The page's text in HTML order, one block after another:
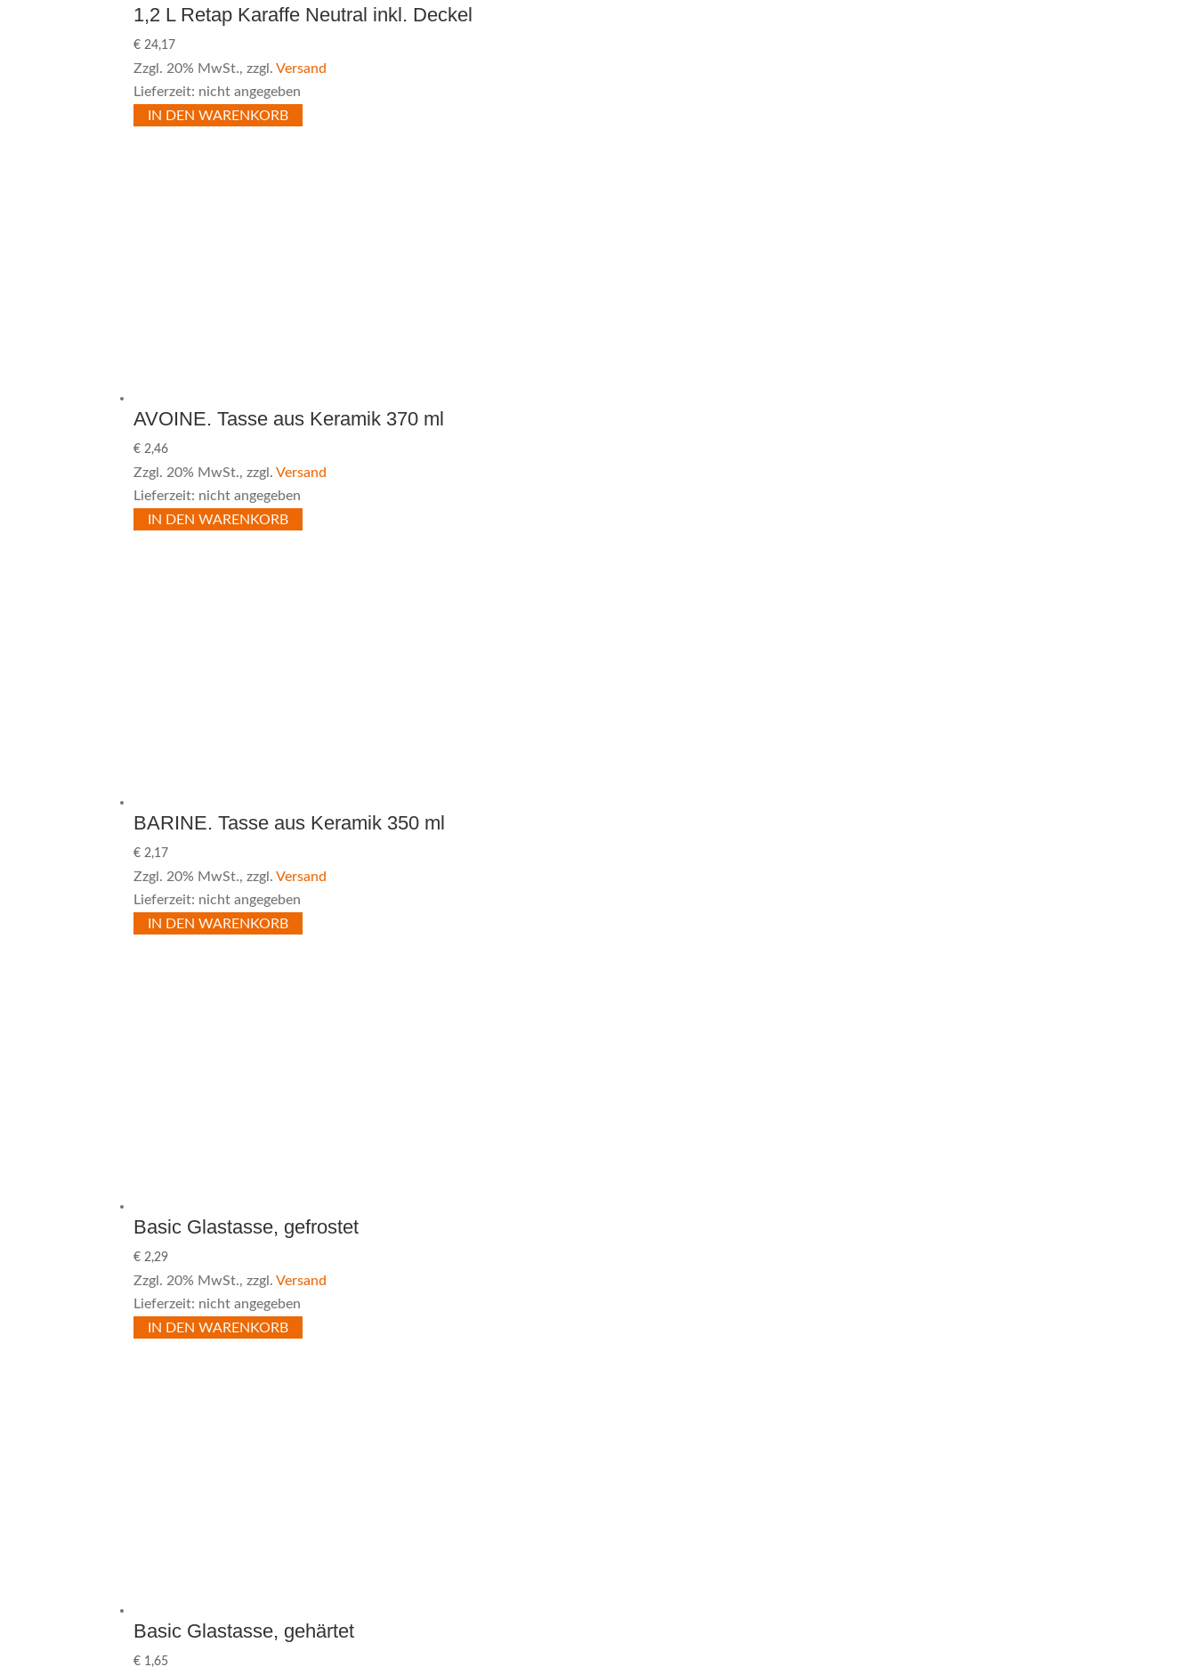
1,2 L Retap Karaffe Neutral inkl. Deckel
€ 24,17
Zzgl. 20% MwSt., zzgl.Versand
Lieferzeit: nicht angegeben
IN DEN WARENKORB
AVOINE. Tasse aus Keramik 370 ml
€ 2,46
Zzgl. 20% MwSt., zzgl.Versand
Lieferzeit: nicht angegeben
IN DEN WARENKORB
BARINE. Tasse aus Keramik 350 ml
€ 2,17
Zzgl. 20% MwSt., zzgl.Versand
Lieferzeit: nicht angegeben
IN DEN WARENKORB
Basic Glastasse, gefrostet
€ 2,29
Zzgl. 20% MwSt., zzgl.Versand
Lieferzeit: nicht angegeben
IN DEN WARENKORB
Basic Glastasse, gehärtet
€ 1,65